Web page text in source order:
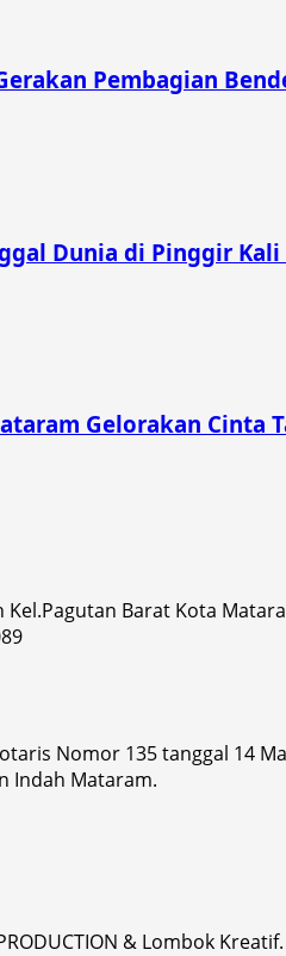
Pembagian
Dunia di Pinggir
Gelorakan Cinta
Kel.Pagutan Barat Kota
Nomor 135 tanggal 14
Indah Mataram.
& Lombok Kreatif.